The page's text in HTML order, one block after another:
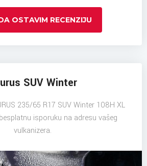
OSTAVIM RECENZIJU
SUV Winter
235/65 R17 SUV Winter 108H XL
isporuku na adresu vašeg
vulkanizera.